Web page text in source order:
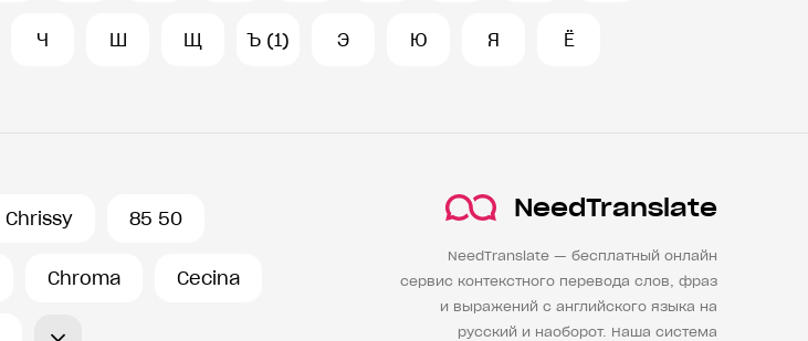
Ч Ш Щ Ъ (1) Э Ю Я Ё
Chrissy 85 50
Chroma Cecina
NeedTranslate
NeedTranslate — бесплатный онлайн
сервис контекстного перевода слов, фраз
и выражений с английского языка на
русский и наоборот. Наша система